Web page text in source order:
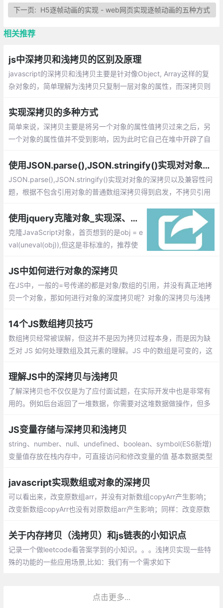
下一页: H5逐帧动画的实现 - web网页实现逐帧动画的五种方式
相关推荐
js中深拷贝和浅拷贝的区别及原理
javascript的深拷贝和浅拷贝主要是针对像Object, Array这样的复
杂对象的，简单理解为浅拷贝只复制一层对象的属性，而深拷贝则
实现深拷贝的多种方式
简单来说，深拷贝主要是将另一个对象的属性值拷贝过来之后，另
一个对象的属性值并不受到影响，因为此时它自己在堆中开辟了自
使用JSON.parse(),JSON.stringify()实现对对象的深拷贝
JSON.parse(),JSON.stringify()实现对对象的深拷贝以及兼容性问
题，根据不包含引用对象的普通数组深拷贝得到启发，不拷贝引用
用对象的指针联系。
使用jquery克隆对象_实现深、浅拷贝的简单实例
克隆JavaScript对象，首页想到的是obj = e
val(uneval(obj)),但这是非标准的，推荐使
它包含了一些额外的类型验证逻辑，并且不
会复制未定义的属性等。
JS中如何进行对象的深拷贝
在JS中，一般的=号传递的都是对象/数组的引用，并没有真正地拷
贝一个对象，那如何进行对象的深度拷贝呢？对象的深拷贝与浅拷
深拷贝：把复制的对象所引用的全部对象都复制一遍。
14个JS数组拷贝技巧
数组拷贝经常被误解，但这并不是因为拷贝过程本身，而是因为缺
乏对 JS 如何处理数组及其元素的理解。JS 中的数组是可变的，这
数组，咱们不能简单地将旧数组分配给一个新变量
理解JS中的深拷贝与浅拷贝
了解深拷贝也不仅仅是为了应付面试题，在实际开发中也是非常有
用的。例如后台返回了一堆数据，你需要对这堆数据做操作，但多
用，直接修改可能会造成隐性问题
JS变量存储与深拷贝和浅拷贝
string、number、null、undefined、boolean、symbol(ES6新增)
变量值存放在栈内存中，可直接访问和修改变量的值 基本数据类型
javascript实现数组或对象的深拷贝
可以看出来，改变原数组arr，并没有对新数组copyArr产生影响；
改变新数组copyArr也没有对原数组arr产生影响；同样：改变原数
有对原数组arr产生影响；
关于内存拷贝（浅拷贝）和js链表的小知识点
记录一个做leetcode看答案学到的小知识。。。浅拷贝实现一些特
殊的功能的一些应用场景,比如：我们有一个需求如下
点击更多...